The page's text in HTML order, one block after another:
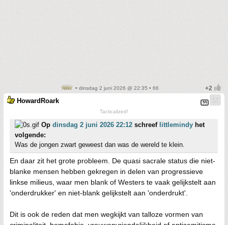
• dinsdag 2 juni 2026 @ 22:35 • 66
HowardRoark
Tacticalized!
Op dinsdag 2 juni 2026 22:12 schreef littlemindy het
volgende:
Was de jongen zwart geweest dan was de wereld te klein.
En daar zit het grote probleem. De quasi sacrale status die niet-
blanke mensen hebben gekregen in delen van progressieve
linkse milieus, waar men blank of Westers te vaak gelijkstelt aan
'onderdrukker' en niet-blank gelijkstelt aan 'onderdrukt'.
Dit is ook de reden dat men wegkijkt van talloze vormen van